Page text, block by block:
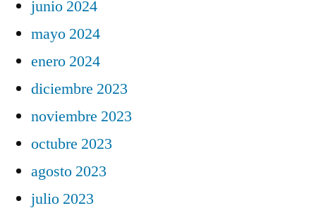
junio 2024
mayo 2024
enero 2024
diciembre 2023
noviembre 2023
octubre 2023
agosto 2023
julio 2023